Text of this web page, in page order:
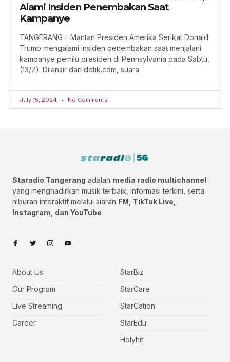
Alami Insiden Penembakan Saat
Kampanye
TANGERANG – Mantan Presiden Amerika Serikat Donald
Trump mengalami insiden penembakan saat menjalani
kampanye pemilu presiden di Pennsylvania pada Sabtu,
(13/7). Dilansir dari detik.com, suara
July 15, 2024 No Comments
Staradio Tangerang adalah media radio multichannel
yang menghadirkan musik terbaik, informasi terkini, serta
hiburan interaktif melalui siaran FM, TikTok Live,
Instagram, dan YouTube
About Us
Our Program
Live Streaming
Career
StarBiz
StarCare
StarCation
StarEdu
Holyhit